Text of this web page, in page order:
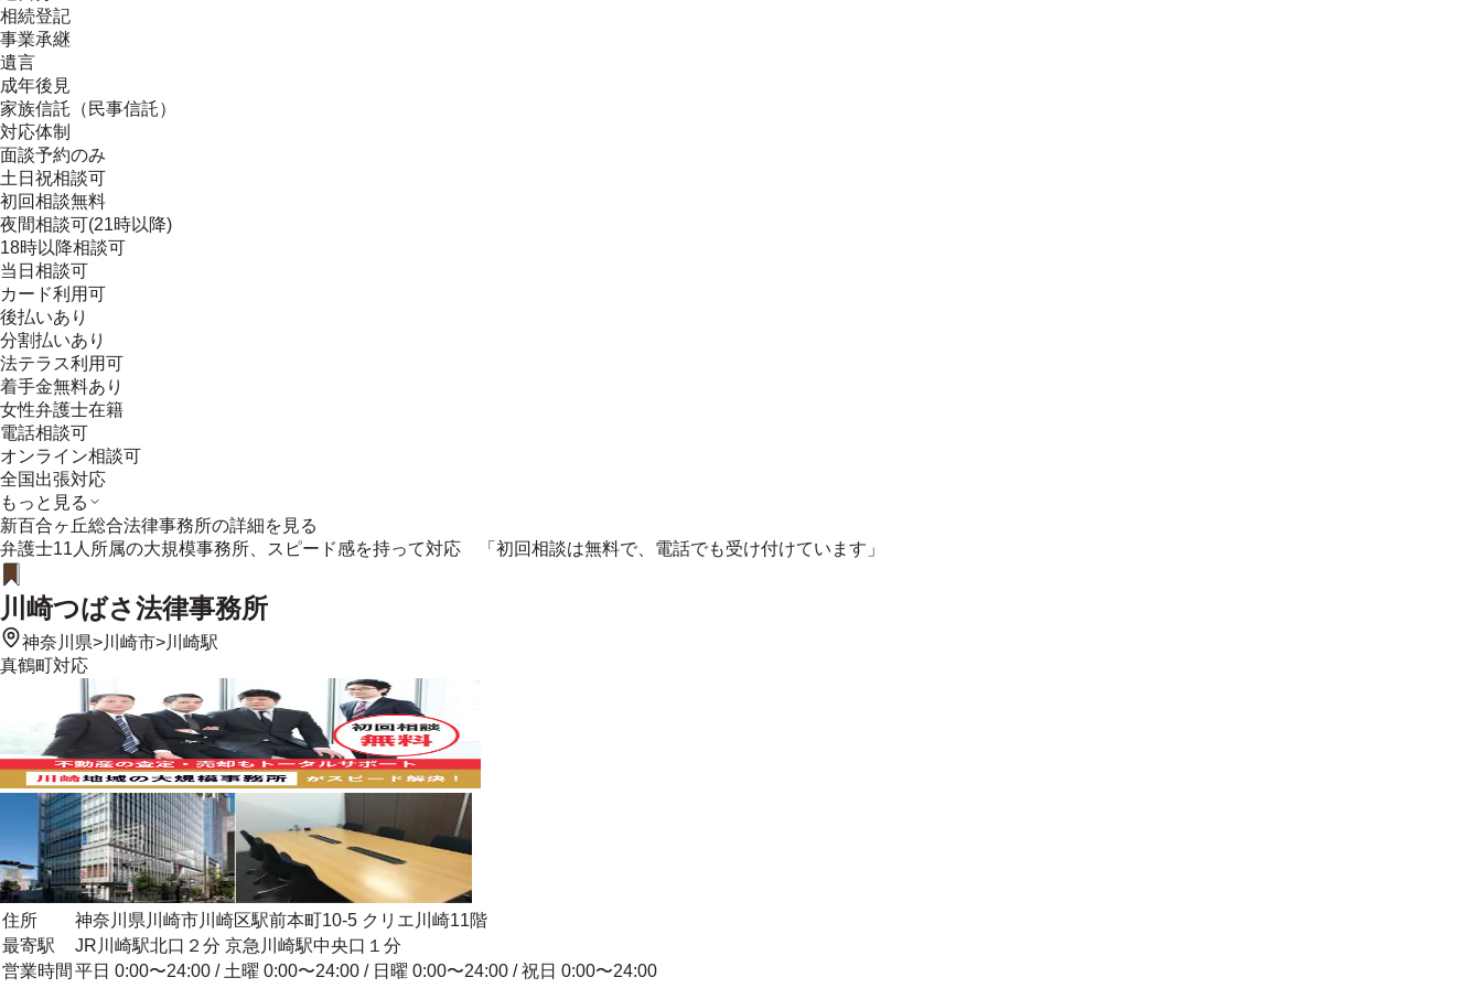
相続登記
事業承継
遺言
成年後見
家族信託（民事信託）
対応体制
面談予約のみ
土日祝相談可
初回相談無料
夜間相談可(21時以降)
18時以降相談可
当日相談可
カード利用可
後払いあり
分割払いあり
法テラス利用可
着手金無料あり
女性弁護士在籍
電話相談可
オンライン相談可
全国出張対応
もっと見る
新百合ヶ丘総合法律事務所の詳細を見る
弁護士11人所属の大規模事務所、スピード感を持って対応 「初回相談は無料で、電話でも受け付けています」
川崎つばさ法律事務所
神奈川県>川崎市>川崎駅
真鶴町対応
住所
神奈川県川崎市川崎区駅前本町10-5 クリエ川崎11階
最寄駅
JR川崎駅北口２分 京急川崎駅中央口１分
営業時間 平日 0:00〜24:00 / 土曜 0:00〜24:00 / 日曜 0:00〜24:00 / 祝日 0:00〜24:00